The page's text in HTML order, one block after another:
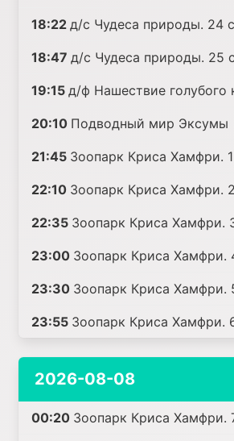
18:22 д/с Чудеса природы. 24
18:47 д/с Чудеса природы. 25
19:15 д/ф Нашествие голубого
20:10 Подводный мир Эксумы
21:45 Зоопарк Криса Хамфри.
22:10 Зоопарк Криса Хамфри.
22:35 Зоопарк Криса Хамфри.
23:00 Зоопарк Криса Хамфри.
23:30 Зоопарк Криса Хамфри.
23:55 Зоопарк Криса Хамфри.
2026-08-08
00:20 Зоопарк Криса Хамфри.